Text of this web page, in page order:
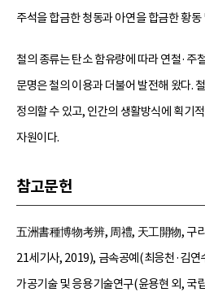
주석을 합금한 청동과 아연을 합금한 황
철의 종류는 탄소 함유량에 따라 연철·주
문명은 철의 이용과 더불어 발전해 왔다.
정의할 수 있고, 인간의 생활방식에 획기
자원이다.
참고문헌
五洲書種博物考辨, 周禮, 天工開物, 구
21세기사, 2019), 금속공예(최응천·김연
가공기술 및 응용기술연구(윤용현 외, 국